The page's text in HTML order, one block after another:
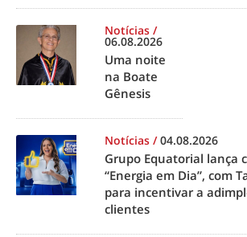
Notícias /
06.08.2026
Uma noite
na Boate
Gênesis
Notícias /04.08.2026
Grupo Equatorial lança
“Energia em Dia”, com
para incentivar a
clientes